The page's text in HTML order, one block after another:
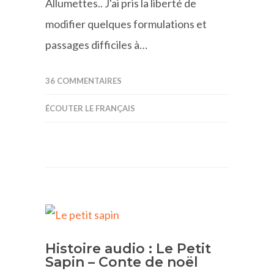
Allumettes.. J'ai pris la liberté de
modifier quelques formulations et
passages difficiles à…
36 COMMENTAIRES
ÉCOUTER LE FRANÇAIS
Histoire audio : Le Petit
Sapin – Conte de noël